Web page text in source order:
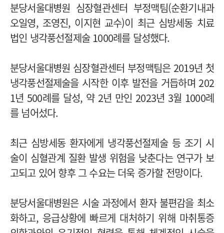
분당서울대병원 심장혈관센터 부정맥팀(순환기내과
오일영, 조영진, 이지현 교수)이 최근 심방세동 치료
법인 냉각풍선절제술 1000례를 달성했다.
분당서울대병원 심장혈관센터 부정맥팀은 2019년 첫
냉각풍선절제술을 시작한 이후 발전을 거듭하며 202
1년 500례를 달성, 약 2년 만인 2023년 3월 1000례
를 넘어섰다.
최근 심방세동 환자에게 냉각풍선절제술 등 조기 시
술이 심혈관계 질환 발생 위험을 낮춘다는 연구가 보
고되고 있어 향후 그 수요는 더욱 증가할 전망이다.
분당서울대병원은 시술 과정에서 환자 불편감을 최소
화하고, 응급상황에 빠르게 대처하기 위해 마취통증